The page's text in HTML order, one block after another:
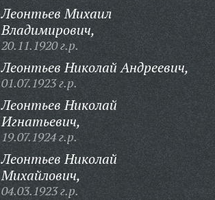
Леонтьев Михаил
Владимирович,
20.11.1920 г.р.
Леонтьев Николай Андреевич,
01.07.1923 г.р.
Леонтьев Николай
Игнатьевич,
19.07.1924 г.р.
Леонтьев Николай
Михайлович,
04.03.1923 г.р.